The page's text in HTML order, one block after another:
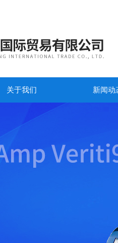
关于我们 新闻动